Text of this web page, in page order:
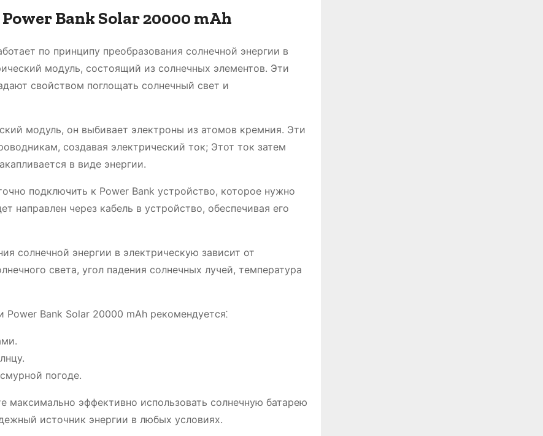
Power Bank Solar 20000 mAh
по принципу преобразования солнечной энергии в
модуль, состоящий из солнечных элементов. Эти
свойством поглощать солнечный свет и
модуль, он выбивает электроны из атомов кремния. Эти
создавая электрический ток; Этот ток затем
в виде энергии.
подключить к Power Bank устройство, которое нужно
направлен через кабель в устройство, обеспечивая его
солнечной энергии в электрическую зависит от
света, угол падения солнечных лучей, температура
Bank Solar 20000 mAh рекомендуется⁚
погоде.
эффективно использовать солнечную батарею
источник энергии в любых условиях.